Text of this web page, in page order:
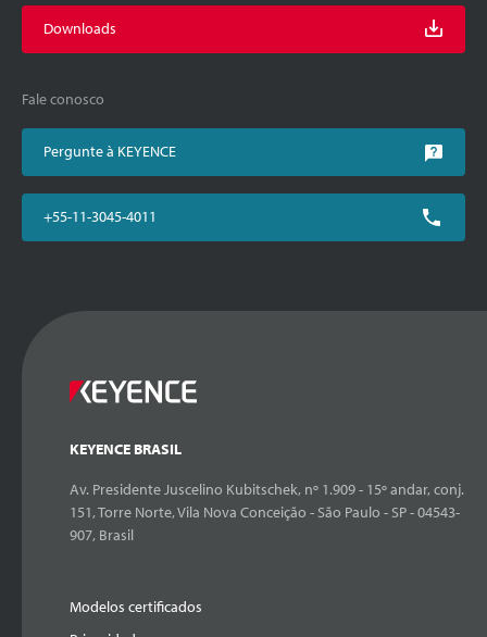
Downloads
Fale conosco
Pergunte à KEYENCE
+55-11-3045-4011
KEYENCE BRASIL
Av. Presidente Juscelino Kubitschek, nº 1.909 - 15º andar, conj.
151, Torre Norte, Vila Nova Conceição - São Paulo - SP - 04543-
907, Brasil
Modelos certificados